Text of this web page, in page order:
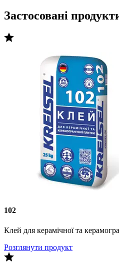
Застосовані
102
Клей для керамічної та
Розглянути продукт